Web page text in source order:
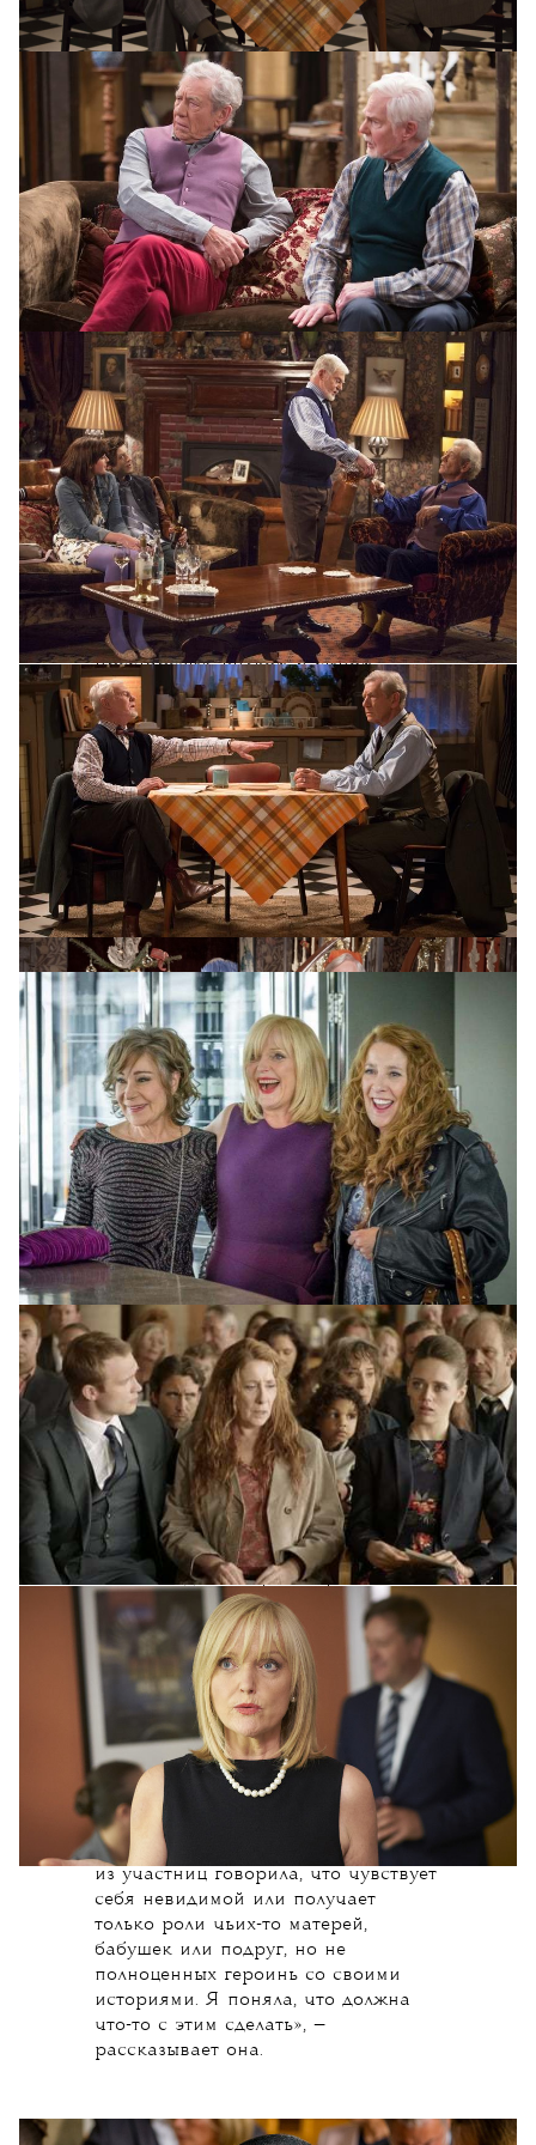
Подруги
Girlfriends
2018
Филлис Логан (миссис Хьюз
из «Аббатства Даунтон») играет
Линду, чей муж погиб при
загадочных обстоятельствах
во время круиза, оставив ее с
недействительной страховкой,
долгами и подозрением
в собственном убийстве. Она
обращается за поддержкой
к давним подругам, но и у тех
жизнь не сахар. Гейл находится
в процессе развода, но все еще
надеется сохранить брак — а еще
ей приходится присматривать
за матерью, сбежавшей из дома
престарелых, внуком и сыном-
уголовником. А Сью (Миранда
Ричардсон), одну из основателей
глянцевого журнала о свадьбах,
смещает с должности коллега (и
по совместительству отец ее сына),
заменив ее на новую юную
сотрудницу, с которой у него роман.
Словом, все три подруги очень
нуждаются в деньгах и жизни
с чистого листа.
«Подруги» — сильно
драматизированный, но все же
весьма реалистичный сериал
о проблемах женщин зрелого
возраста. Сложные отношения
со взрослыми детьми и супругами,
нежелание принять старение
собственного тела, больные суставы,
нехватка денег и разочарование
в жизни — и это только малая часть
тем, которые он озвучивает.
Создательница «Подруг» Кэй
Меллор считает своей задачей
исправить положение взрослых
женщин в кинобизнесе. «Как-то
я была на конференции,
посвященной женщинам
в индустрии кино, и почти каждая
из участниц говорила, что чувствует
себя невидимой или получает
только роли чьих-то матерей,
бабушек или подруг, но не
полноценных героинь со своими
историями. Я поняла, что должна
что-то с этим сделать», —
рассказывает она.